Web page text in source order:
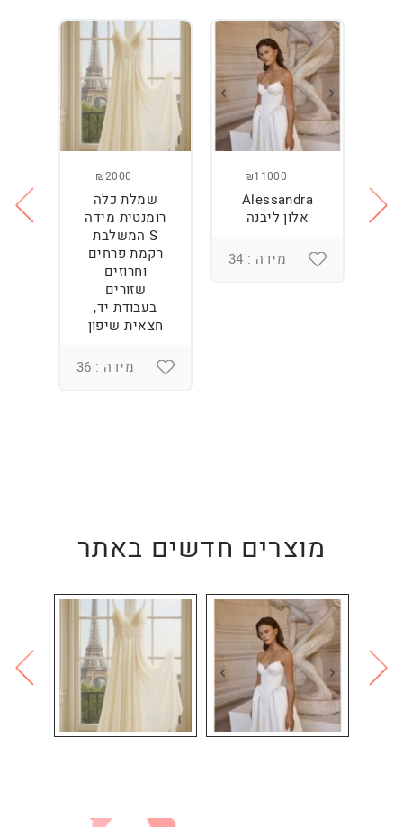
₪11000
Alessandra
אלון ליבנה
מידה : 34
₪2000
שמלת כלה
רומנטית מידה
S המשלבת
רקמת פרחים
וחרוזים
שזורים
בעבודת יד,
חצאית שיפון
מידה : 36
מוצרים חדשים באתר